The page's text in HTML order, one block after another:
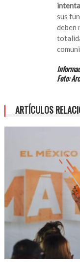
sus
deben
Foto:
ARTÍCULOS